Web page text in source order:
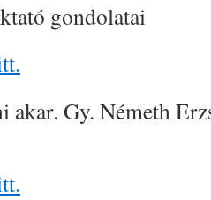
gondolatai
akar. Gy. Németh